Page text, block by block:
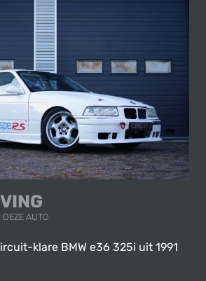
DEZE AUTO
klare BMW e36 325i uit 1991